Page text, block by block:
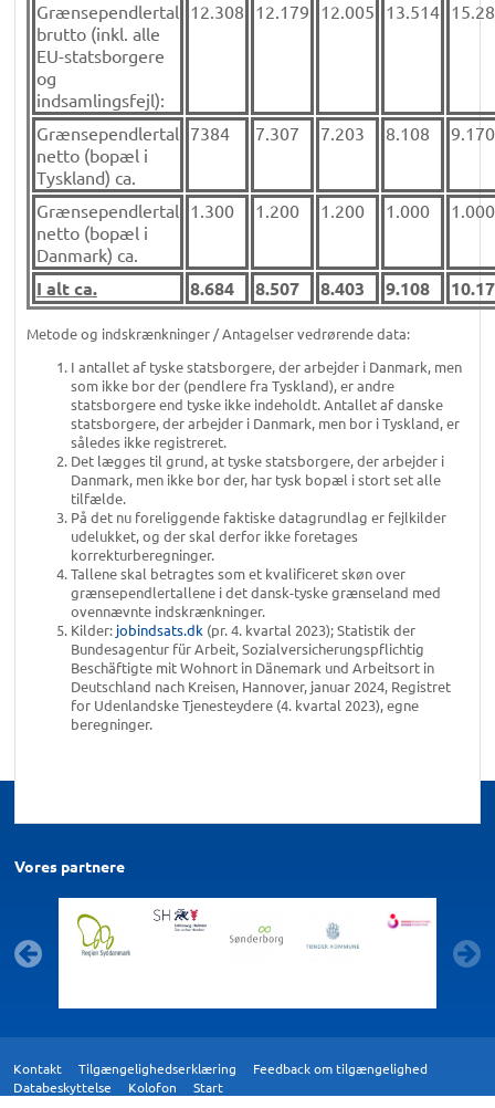
Grænsependlertal
brutto (inkl. alle
EU-statsborgere
og
indsamlingsfejl):
12.308 12.179 12.005 13.514
Grænsependlertal
netto (bopæl i
Tyskland) ca.
7384 7.307 7.203 8.108 9.170
Grænsependlertal
netto (bopæl i
Danmark) ca.
1.300 1.200 1.200 1.000 1.000
I alt ca. 8.684 8.507 8.403 9.108
Metode og indskrænkninger / Antagelser vedrørende data:
I antallet af tyske statsborgere, der arbejder i Danmark, men
som ikke bor der (pendlere fra Tyskland), er andre
statsborgere end tyske ikke indeholdt. Antallet af danske
statsborgere, der arbejder i Danmark, men bor i Tyskland, er
således ikke registreret.
Det lægges til grund, at tyske statsborgere, der arbejder i
Danmark, men ikke bor der, har tysk bopæl i stort set alle
tilfælde.
På det nu foreliggende faktiske datagrundlag er fejlkilder
udelukket, og der skal derfor ikke foretages
korrekturberegninger.
Tallene skal betragtes som et kvalificeret skøn over
grænsependlertallene i det dansk-tyske grænseland med
ovennævnte indskrænkninger.
Kilder: jobindsats.dk (pr. 4. kvartal 2023); Statistik der
Bundesagentur für Arbeit, Sozialversicherungspflichtig
Beschäftigte mit Wohnort in Dänemark und Arbeitsort in
Deutschland nach Kreisen, Hannover, januar 2024, Registret
for Udenlandske Tjenesteydere (4. kvartal 2023), egne
beregninger.
Vores partnere
Kontakt Tilgængelighedserklæring
Feedback om tilgængelighed
Databeskyttelse
Kolofon Start